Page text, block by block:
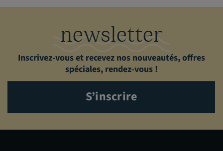
newsletter
Inscrivez-vous et recevez nos nouveautés, offres
spéciales, rendez-vous !
S’inscrire